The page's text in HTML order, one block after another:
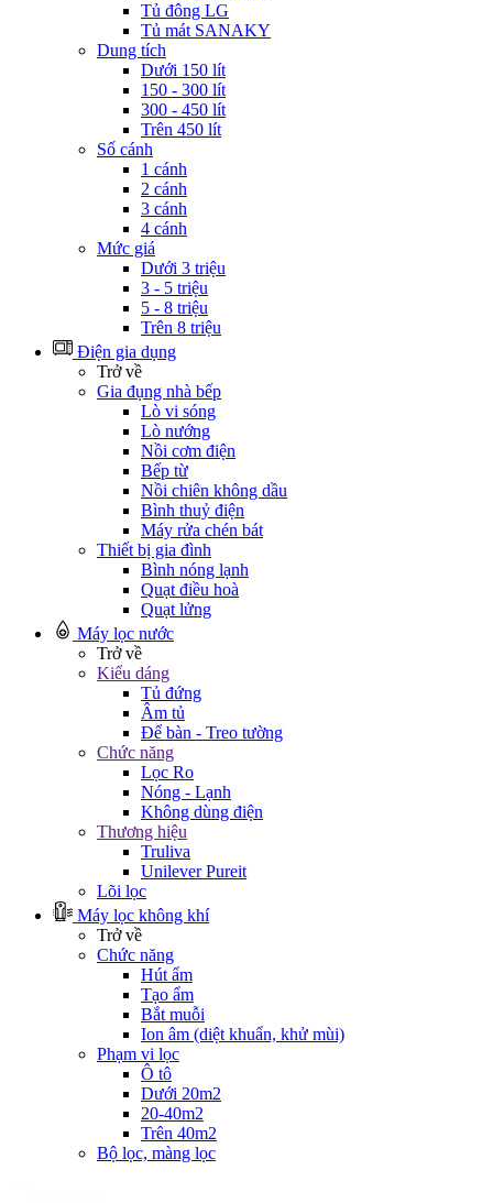
Tủ đông LG
Tủ mát SANAKY
Dung tích
Dưới 150 lít
150 - 300 lít
300 - 450 lít
Trên 450 lít
Số cánh
1 cánh
2 cánh
3 cánh
4 cánh
Mức giá
Dưới 3 triệu
3 - 5 triệu
5 - 8 triệu
Trên 8 triệu
Điện gia dụng
Trở về
Gia đụng nhà bếp
Lò vi sóng
Lò nướng
Nồi cơm điện
Bếp từ
Nồi chiên không dầu
Bình thuỷ điện
Máy rửa chén bát
Thiết bị gia đình
Bình nóng lạnh
Quạt điều hoà
Quạt lửng
Máy lọc nước
Trở về
Kiểu dáng
Tủ đứng
Âm tủ
Để bàn - Treo tường
Chức năng
Lọc Ro
Nóng - Lạnh
Không dùng điện
Thương hiệu
Truliva
Unilever Pureit
Lõi lọc
Máy lọc không khí
Trở về
Chức năng
Hút ẩm
Tạo ẩm
Bắt muỗi
Ion âm (diệt khuẩn, khử mùi)
Phạm vi lọc
Ô tô
Dưới 20m2
20-40m2
Trên 40m2
Bộ lọc, màng lọc